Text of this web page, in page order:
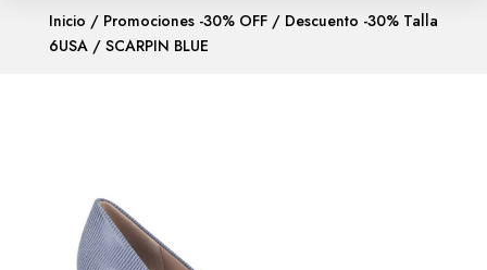
Inicio / Promociones -30% OFF/ Descuento -30% Talla
6USA/ SCARPIN BLUE